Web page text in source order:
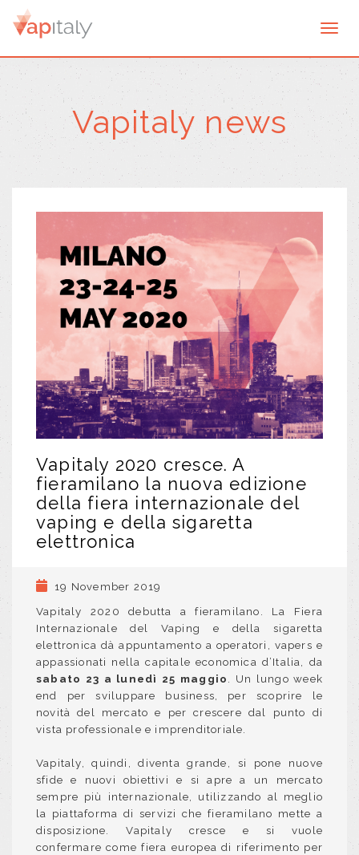
Vapitaly news
Vapitaly 2020 cresce. A
fieramilano la nuova edizione
della fiera internazionale del
vaping e della sigaretta
elettronica
19 November 2019
Vapitaly 2020 debutta a fieramilano. La Fiera
Internazionale del Vaping e della sigaretta
elettronica dà appuntamento a operatori, vapers e
appassionati nella capitale economica d’Italia, da
sabato 23 a lunedì 25 maggio. Un lungo week
end per sviluppare business, per scoprire le
novità del mercato e per crescere dal punto di
vista professionale e imprenditoriale.
Vapitaly, quindi, diventa grande, si pone nuove
sfide e nuovi obiettivi e si apre a un mercato
sempre più internazionale, utilizzando al meglio
la piattaforma di servizi che fieramilano mette a
disposizione. Vapitaly cresce e si vuole
confermare come fiera europea di riferimento per